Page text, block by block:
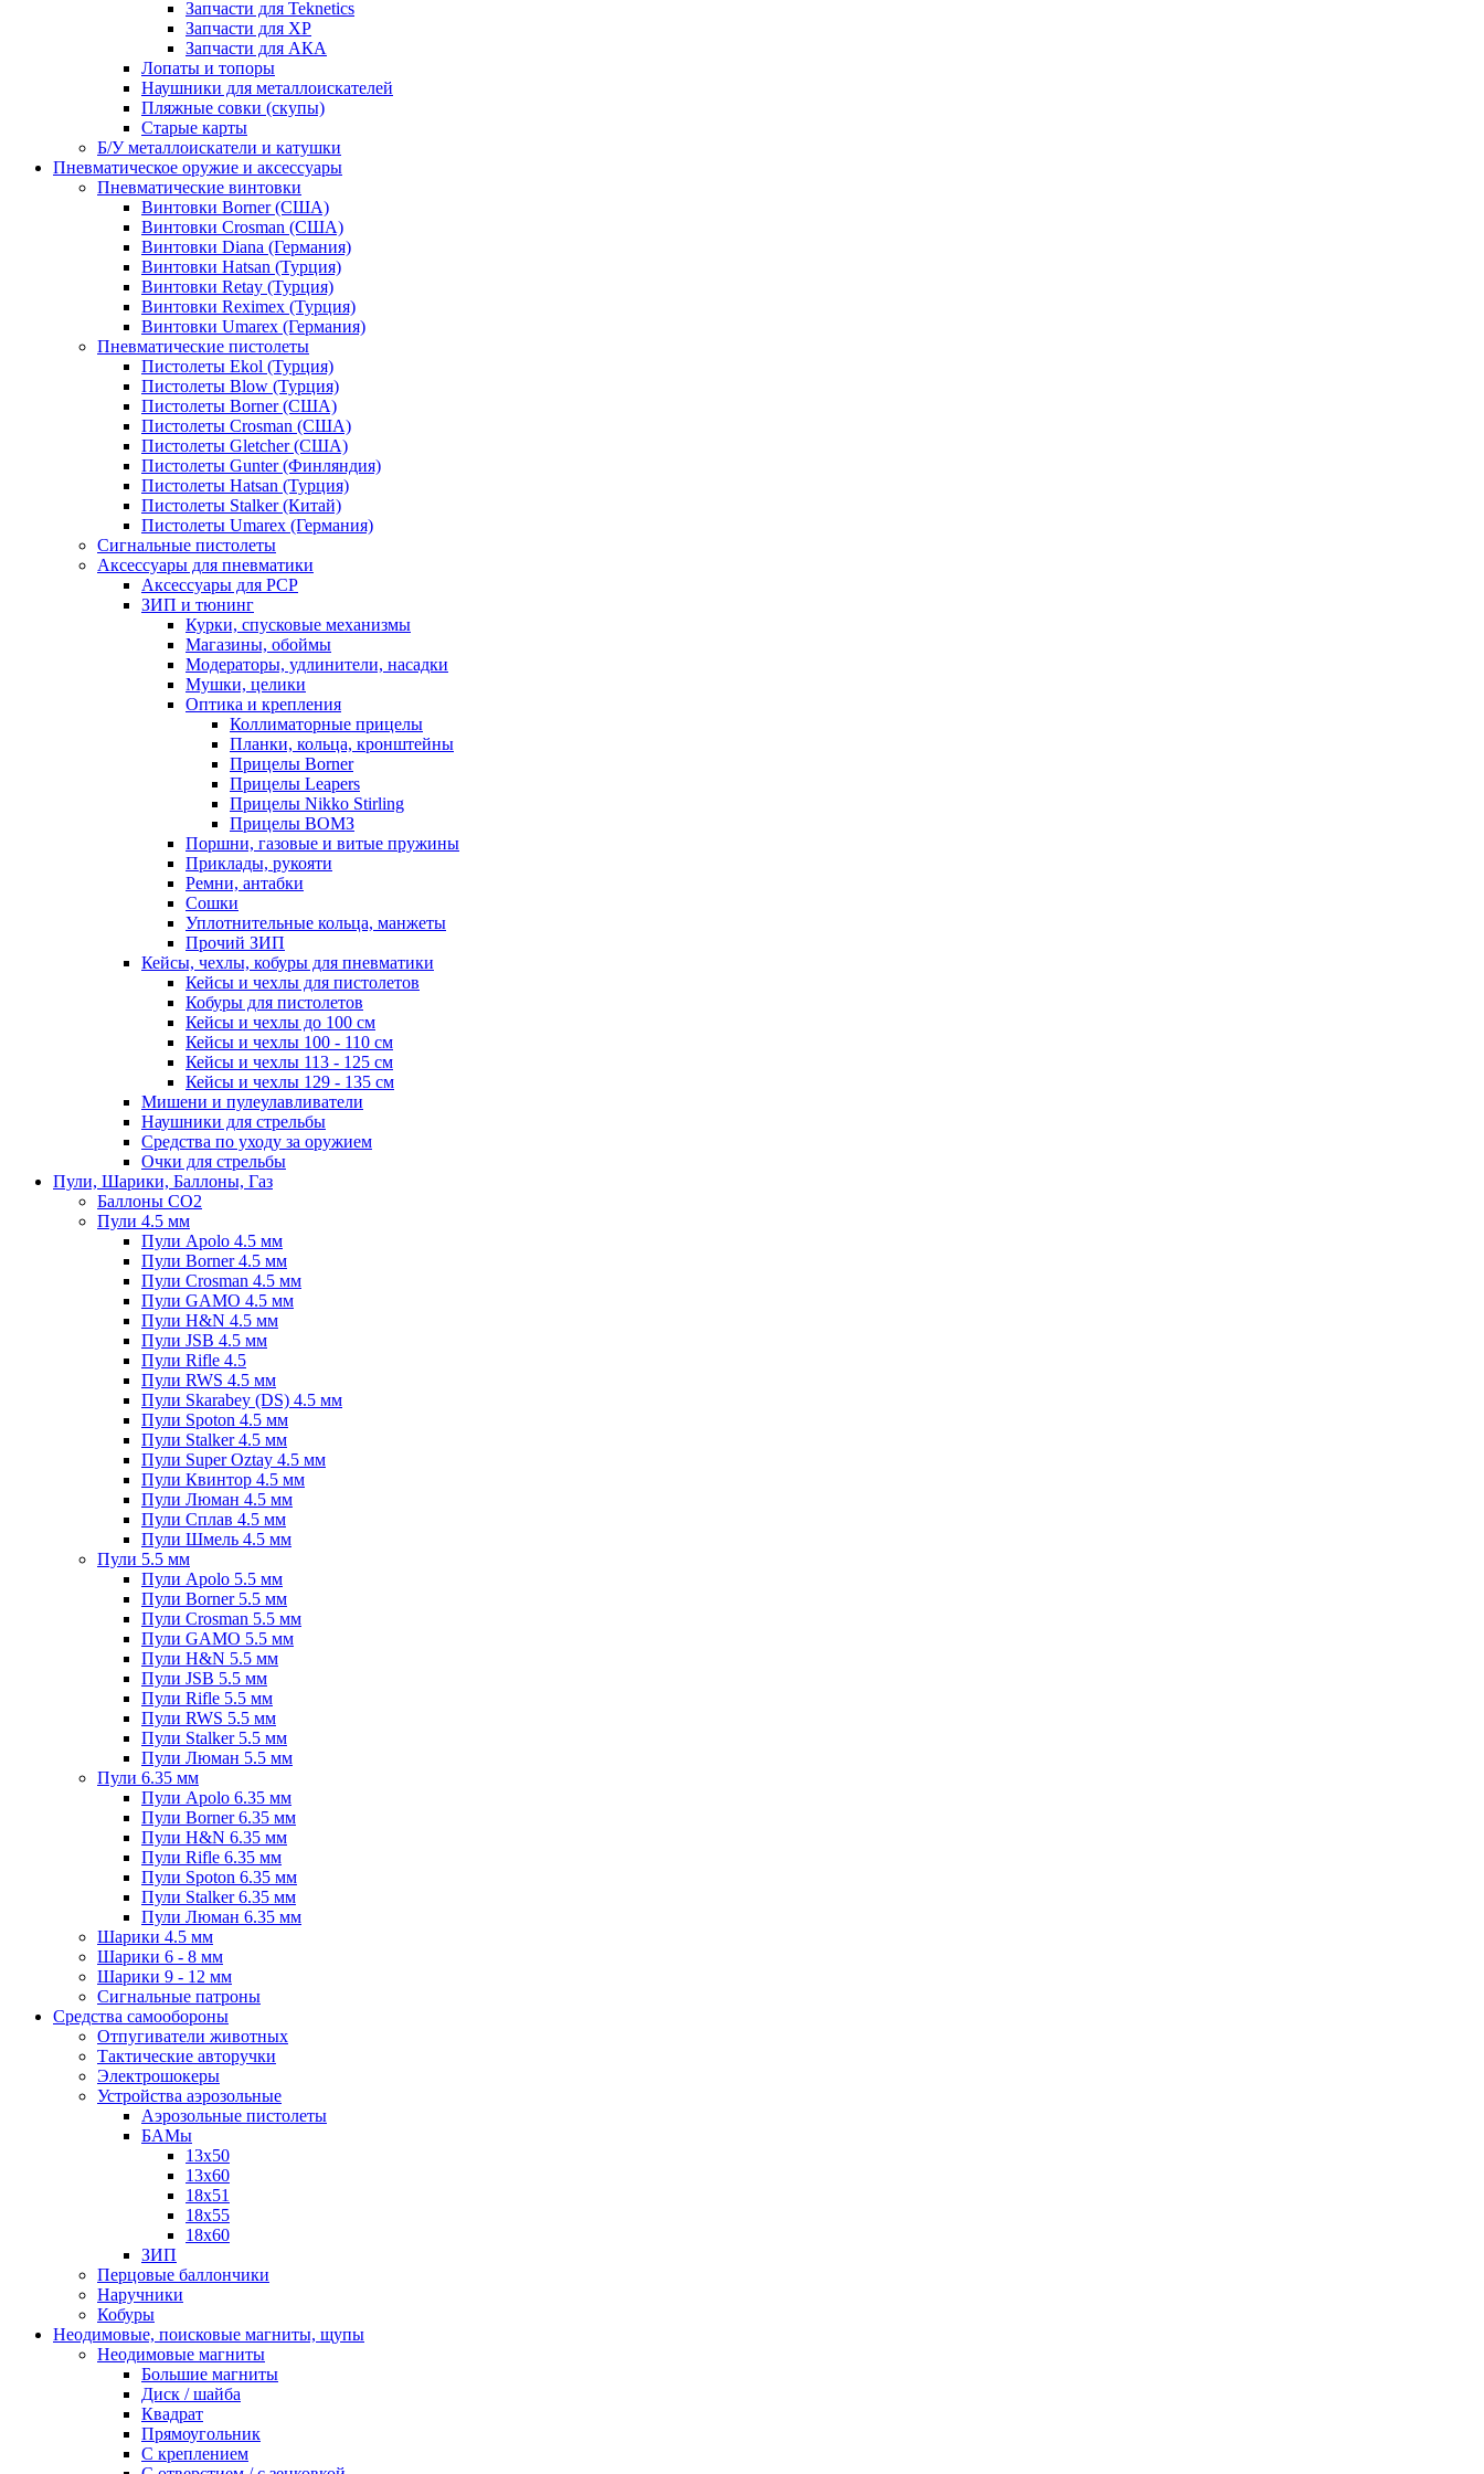
Запчасти для Teknetics
Запчасти для XP
Запчасти для АКА
Лопаты и топоры
Наушники для металлоискателей
Пляжные совки (скупы)
Старые карты
Б/У металлоискатели и катушки
Пневматическое оружие и аксессуары
Пневматические винтовки
Винтовки Borner (США)
Винтовки Crosman (США)
Винтовки Diana (Германия)
Винтовки Hatsan (Турция)
Винтовки Retay (Турция)
Винтовки Reximex (Турция)
Винтовки Umarex (Германия)
Пневматические пистолеты
Пистолеты Ekol (Турция)
Пистолеты Blow (Турция)
Пистолеты Borner (США)
Пистолеты Crosman (США)
Пистолеты Gletcher (США)
Пистолеты Gunter (Финляндия)
Пистолеты Hatsan (Турция)
Пистолеты Stalker (Китай)
Пистолеты Umarex (Германия)
Сигнальные пистолеты
Аксессуары для пневматики
Аксессуары для PCP
ЗИП и тюнинг
Курки, спусковые механизмы
Магазины, обоймы
Модераторы, удлинители, насадки
Мушки, целики
Оптика и крепления
Коллиматорные прицелы
Планки, кольца, кронштейны
Прицелы Borner
Прицелы Leapers
Прицелы Nikko Stirling
Прицелы ВОМЗ
Поршни, газовые и витые пружины
Приклады, рукояти
Ремни, антабки
Сошки
Уплотнительные кольца, манжеты
Прочий ЗИП
Кейсы, чехлы, кобуры для пневматики
Кейсы и чехлы для пистолетов
Кобуры для пистолетов
Кейсы и чехлы до 100 см
Кейсы и чехлы 100 - 110 см
Кейсы и чехлы 113 - 125 см
Кейсы и чехлы 129 - 135 см
Мишени и пулеулавливатели
Наушники для стрельбы
Средства по уходу за оружием
Очки для стрельбы
Пули, Шарики, Баллоны, Газ
Баллоны CO2
Пули 4.5 мм
Пули Apolo 4.5 мм
Пули Borner 4.5 мм
Пули Crosman 4.5 мм
Пули GAMO 4.5 мм
Пули H&N 4.5 мм
Пули JSB 4.5 мм
Пули Rifle 4.5
Пули RWS 4.5 мм
Пули Skarabey (DS) 4.5 мм
Пули Spoton 4.5 мм
Пули Stalker 4.5 мм
Пули Super Oztay 4.5 мм
Пули Квинтор 4.5 мм
Пули Люман 4.5 мм
Пули Сплав 4.5 мм
Пули Шмель 4.5 мм
Пули 5.5 мм
Пули Apolo 5.5 мм
Пули Borner 5.5 мм
Пули Crosman 5.5 мм
Пули GAMO 5.5 мм
Пули H&N 5.5 мм
Пули JSB 5.5 мм
Пули Rifle 5.5 мм
Пули RWS 5.5 мм
Пули Stalker 5.5 мм
Пули Люман 5.5 мм
Пули 6.35 мм
Пули Apolo 6.35 мм
Пули Borner 6.35 мм
Пули H&N 6.35 мм
Пули Rifle 6.35 мм
Пули Spoton 6.35 мм
Пули Stalker 6.35 мм
Пули Люман 6.35 мм
Шарики 4.5 мм
Шарики 6 - 8 мм
Шарики 9 - 12 мм
Сигнальные патроны
Средства самообороны
Отпугиватели животных
Тактические авторучки
Электрошокеры
Устройства аэрозольные
Аэрозольные пистолеты
БАМы
13х50
13х60
18х51
18х55
18х60
ЗИП
Перцовые баллончики
Наручники
Кобуры
Неодимовые, поисковые магниты, щупы
Неодимовые магниты
Большие магниты
Диск / шайба
Квадрат
Прямоугольник
С креплением